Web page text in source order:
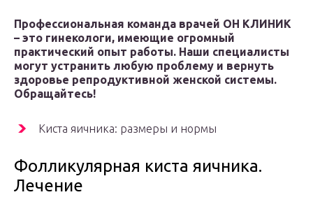
Профессиональная команда врачей ОН КЛИНИК
– это гинекологи, имеющие огромный
практический опыт работы. Наши специалисты
могут устранить любую проблему и вернуть
здоровье репродуктивной женской системы.
Обращайтесь!
Киста яичника: размеры и нормы
Фолликулярная киста яичника.
Лечение